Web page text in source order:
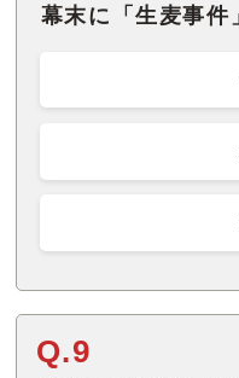
幕末に「生麦事件
Q.9